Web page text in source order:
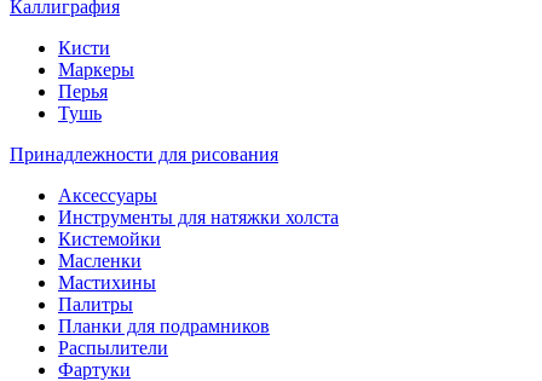
Каллиграфия
Кисти
Маркеры
Перья
Тушь
Принадлежности для рисования
Аксессуары
Инструменты для натяжки холста
Кистемойки
Масленки
Мастихины
Палитры
Планки для подрамников
Распылители
Фартуки